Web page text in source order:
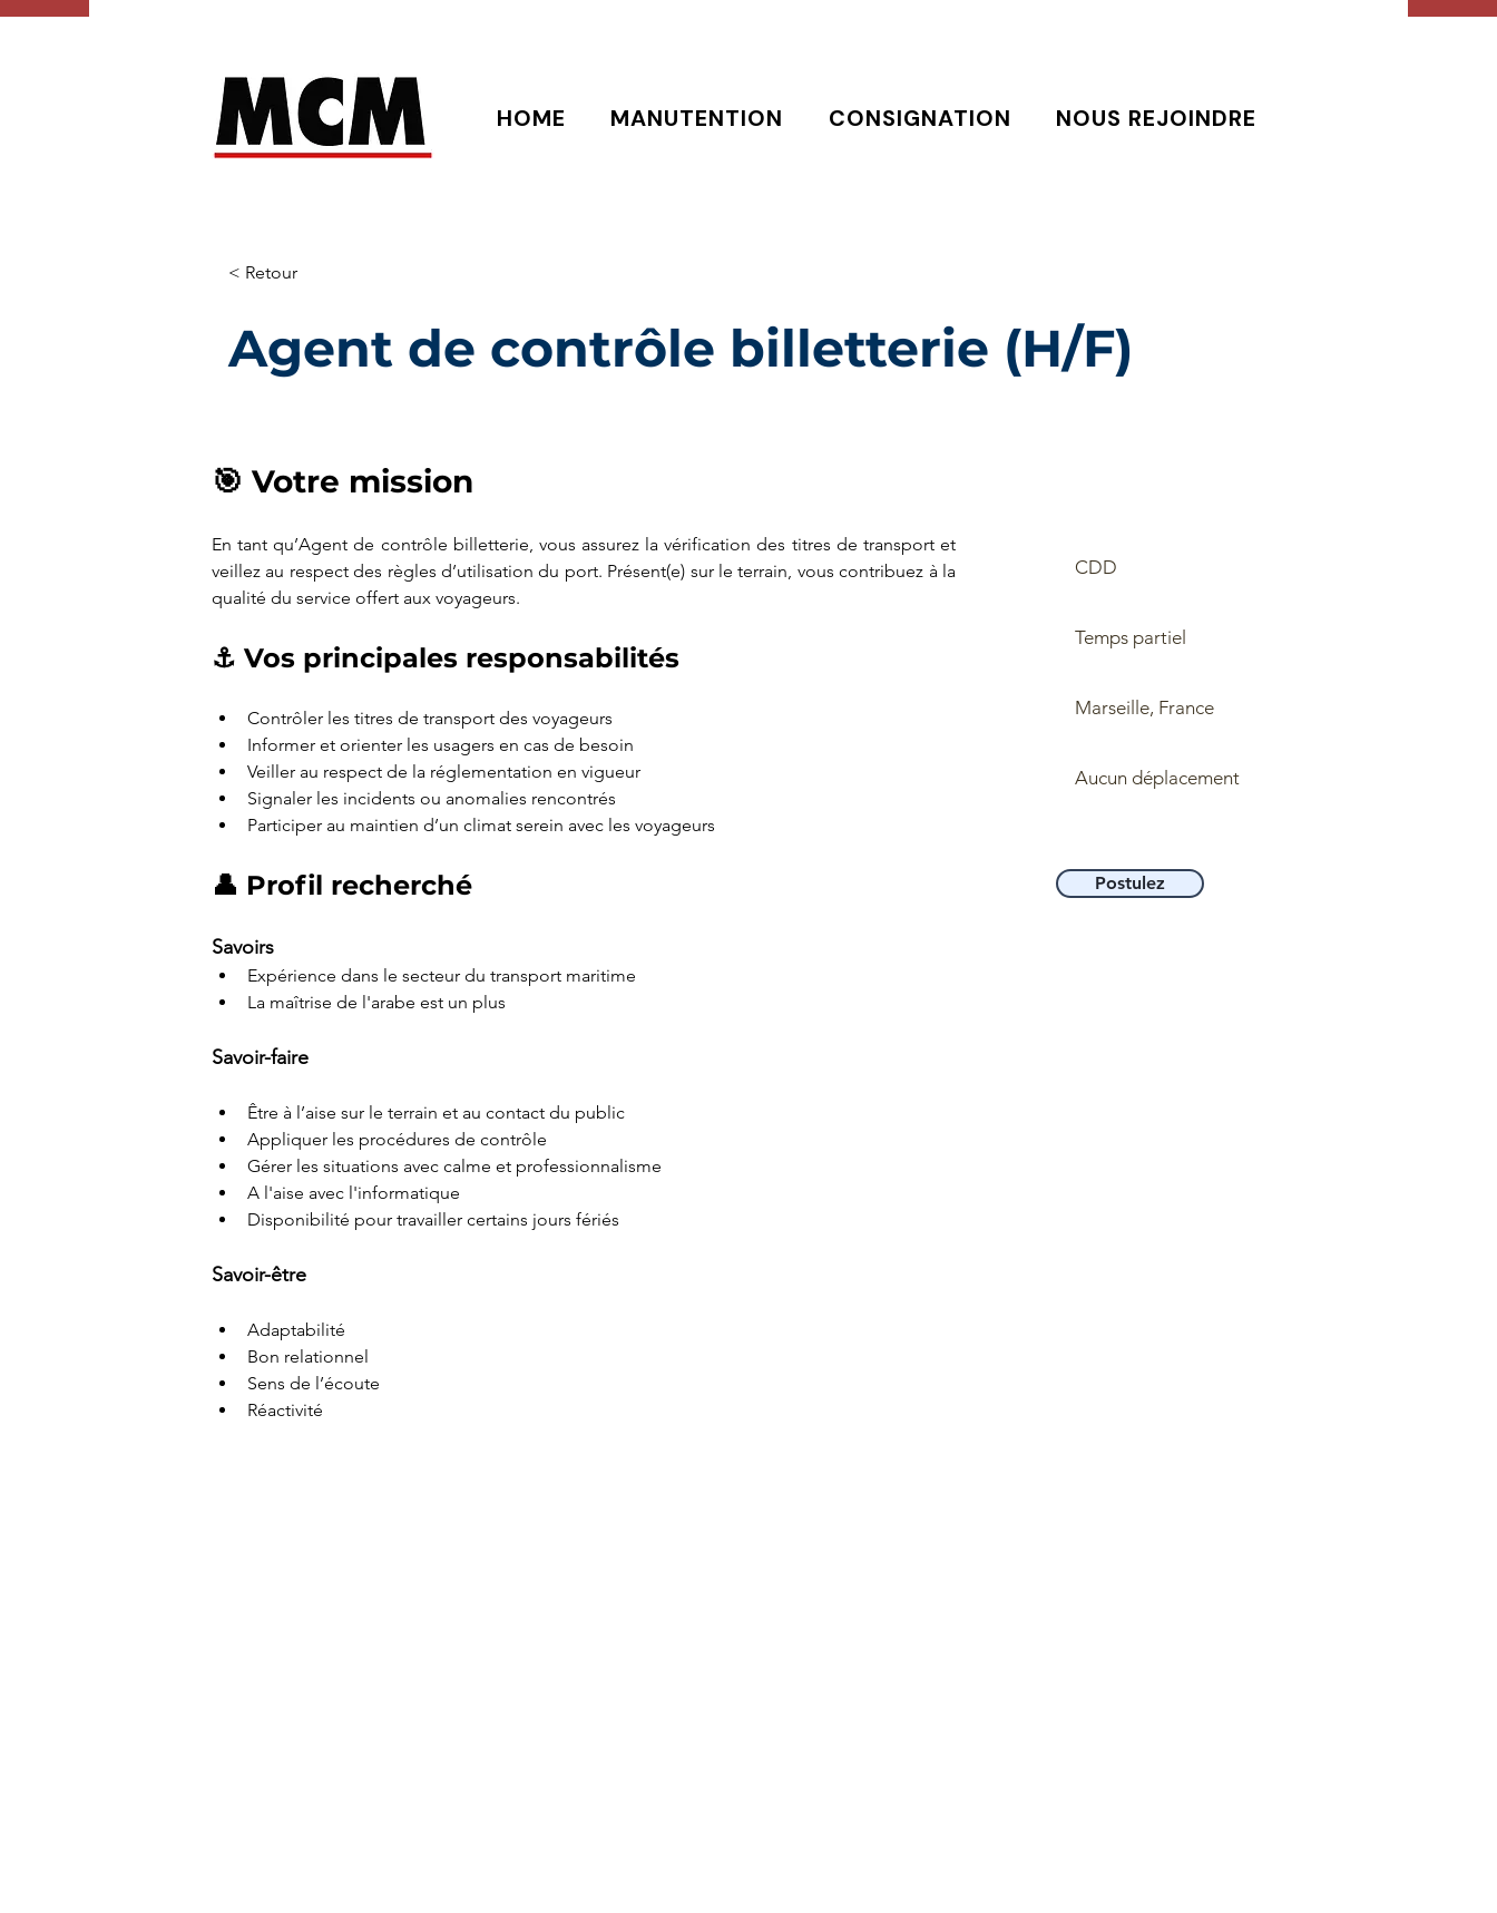
HOME MANUTENTION CONSIGNATION NOUS REJOINDRE
< Retour
Agent de contrôle billetterie (H/F)
🎯 Votre mission
En tant qu’Agent de contrôle billetterie, vous assurez la vérification des titres de transport et
veillez au respect des règles d’utilisation du port. Présent(e) sur le terrain, vous contribuez à la
qualité du service offert aux voyageurs.
⚓ Vos principales responsabilités
Contrôler les titres de transport des voyageurs
Informer et orienter les usagers en cas de besoin
Veiller au respect de la réglementation en vigueur
Signaler les incidents ou anomalies rencontrés
Participer au maintien d’un climat serein avec les voyageurs
👤 Profil recherché
Savoirs
Expérience dans le secteur du transport maritime
La maîtrise de l'arabe est un plus
Savoir-faire
Être à l’aise sur le terrain et au contact du public
Appliquer les procédures de contrôle
Gérer les situations avec calme et professionnalisme
A l'aise avec l'informatique
Disponibilité pour travailler certains jours fériés
Savoir-être
Adaptabilité
Bon relationnel
Sens de l’écoute
Réactivité
CDD
Temps partiel
Marseille, France
Aucun déplacement
Postulez